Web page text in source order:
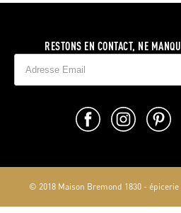
RESTONS EN CONTACT, NE
© 2018 Maison Bremond 1830 -